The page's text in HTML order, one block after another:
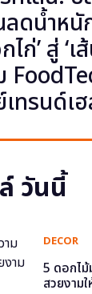
ดน้ำหนัก
ไก่’ สู่ ‘เ
ทรนด์เ
วันนี้
DECOR
5 ดอกไ
สวยงาม